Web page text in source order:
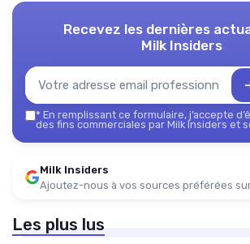
Recevez les dernières
Milk Insiders
* En remplissant ce formulaire, j’accepte
des fins commerciales par Milk Insiders et
Milk Insiders
Ajoutez-nous à vos sources préférées
Les plus lus